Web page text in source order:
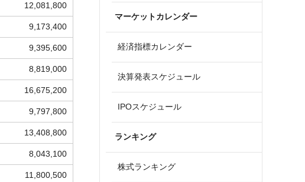
12,081,800
9,173,400
9,395,600
8,819,000
16,675,200
9,797,800
13,408,800
8,043,100
11,800,500
マーケットカレンダー
経済指標カレンダー
決算発表スケジュール
IPOスケジュール
ランキング
株式ランキング